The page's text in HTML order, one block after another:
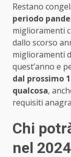
Restano
periodo
miglioramenti
dallo scorso
miglioramenti
quest’anno e
dal prossimo
qualcosa,
requisiti
Chi
nel